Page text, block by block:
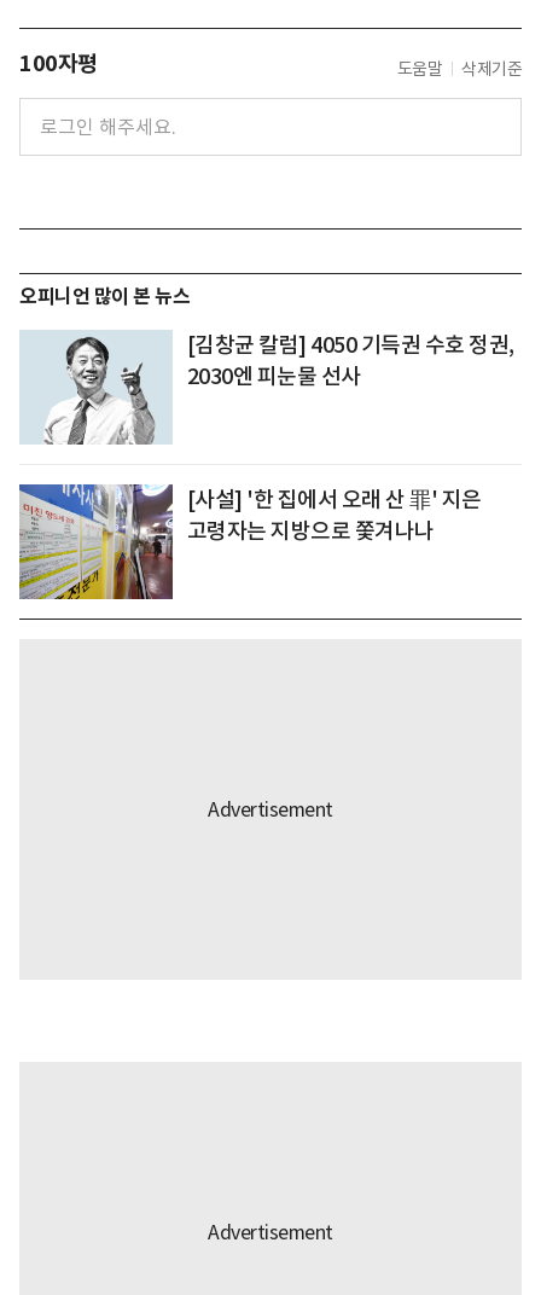
100자평 도움말 삭제기준
오피니언 많이 본 뉴스
[김창균 칼럼] 4050 기득권 수호 정권,
2030엔 피눈물 선사
[사설] '한 집에서 오래 산 罪' 지은
고령자는 지방으로 쫓겨나나